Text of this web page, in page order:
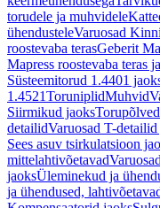
torudele ja muhvidele
ühendusteleVaruosad
roostevaba terasGeberit
Mapress roostevaba teras
Süsteemitorud 1.4401
1.4521ToruniplidMuhvid
Siirmikud jaoksTorupõlved
detailidVaruosad T-
Sees asuv tsirkulatsioon
mittelahtivõetavad
jaoksÜleminekud ja
ja ühendused,